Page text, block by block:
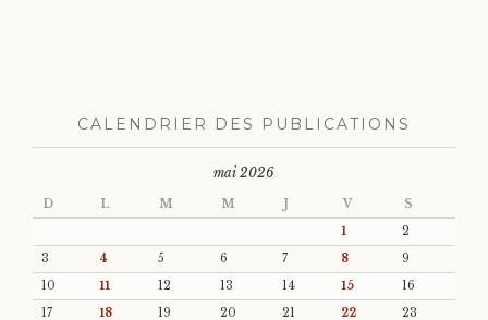
CALENDRIER DES PUBLICATIONS
mai 2026
D L M M J V S
1
2
3
4 5 6 7 8
9
10
11 12 13 14 15
16
17
18 19 20 21 22
23